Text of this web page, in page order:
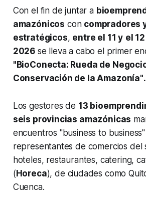
Con el fin de juntar a
amazónicos con compradores
estratégicos, entre el 11 y el
2026 se lleva a cabo el primer
"BioConecta: Rueda de
Conservación de la Amazonía".
Los gestores de 13
seis provincias amazónicas
encuentros "business to
representantes de comercios del
hoteles, restaurantes, catering,
( Horeca), de ciudades como
Cuenca.